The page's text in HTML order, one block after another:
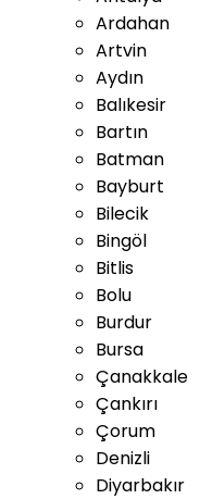
Ardahan
Artvin
Aydın
Balıkesir
Bartın
Batman
Bayburt
Bilecik
Bingöl
Bitlis
Bolu
Burdur
Bursa
Çanakkale
Çankırı
Çorum
Denizli
Diyarbakır